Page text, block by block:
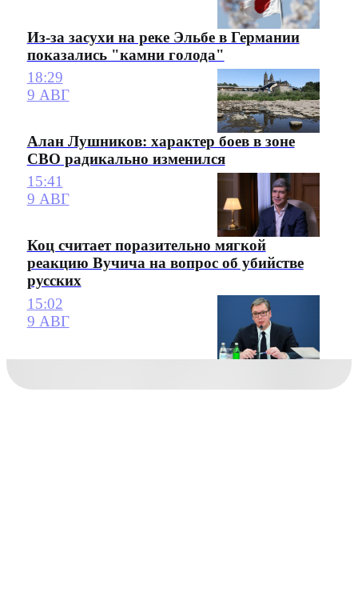
Из-за засухи на реке Эльбе в Германии
показались "камни голода"
18:29
9 АВГ
Алан Лушников: характер боев в зоне
СВО радикально изменился
15:41
9 АВГ
Коц считает поразительно мягкой
реакцию Вучича на вопрос об убийстве
русских
15:02
9 АВГ